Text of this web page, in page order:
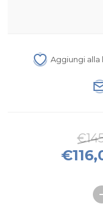
Aggiungi alla